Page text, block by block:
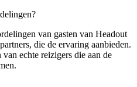
van gasten van Headout
die de ervaring aanbieden.
echte reizigers die aan de